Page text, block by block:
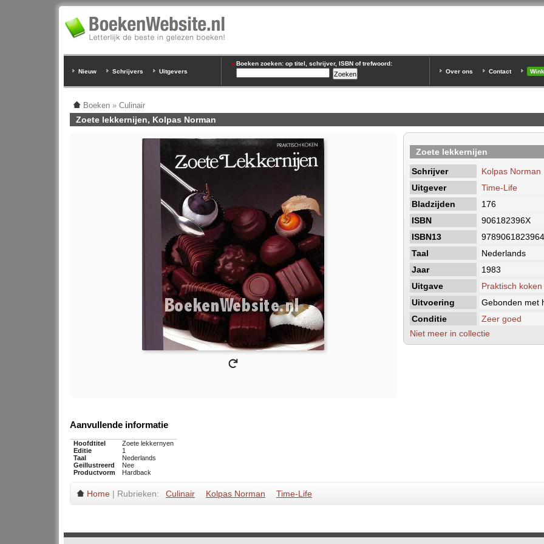
Nieuw Schrijvers Uitgevers
Boeken zoeken: op titel, schrijver, ISBN of trefwoord:
Over ons
Contact
Boeken » Culinair
Zoete lekkernijen, Kolpas Norman
Zoete lekkernijen
Schrijver
Kolpas Norman
Uitgever
Time-Life
Bladzijden
176
ISBN
906182396X
ISBN13
9789061823964
Taal
Nederlands
Jaar
1983
Uitgave
Praktisch koken
Uitvoering
Gebonden met
Conditie
Zeer goed
Niet meer in collectie
Aanvullende informatie
Hoofdtitel
Zoete lekkernyen
Editie
1
Taal
Nederlands
Geillustreerd
Nee
Productvorm
Hardback
Home | Rubrieken: Culinair Kolpas Norman Time-Life